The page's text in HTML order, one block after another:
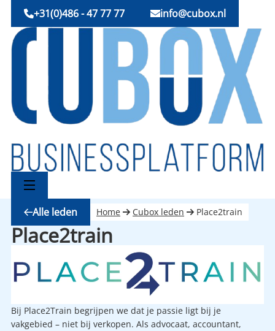
+31(0)486 - 47 77 77 info@cubox.nl
Alle leden Home Cubox leden Place2train
Place2train
Bij Place2Train begrijpen we dat je passie ligt bij je
vakgebied – niet bij verkopen. Als advocaat, accountant,